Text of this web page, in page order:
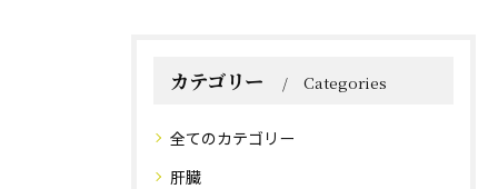
カテゴリー Categories
全てのカテゴリー
肝臓